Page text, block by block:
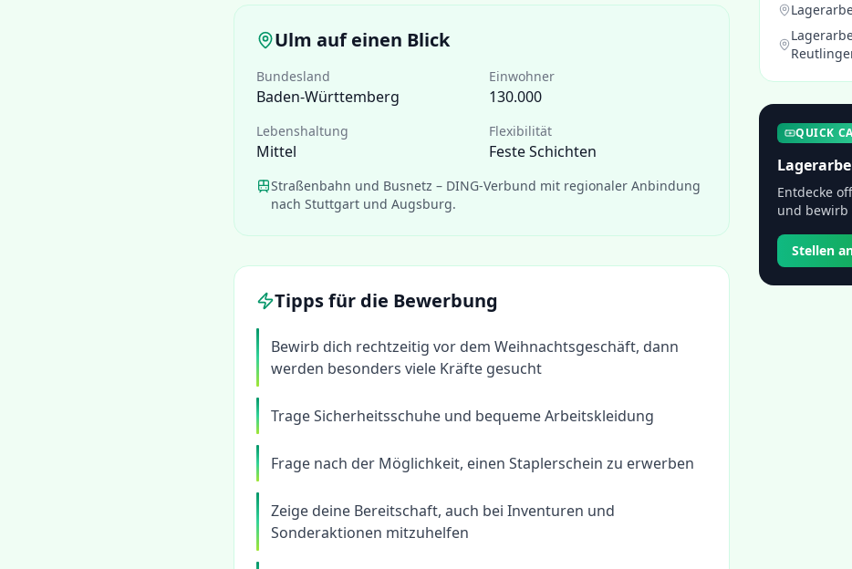
Ulm auf einen Blick
Bundesland
Baden-Württemberg
Einwohner
130.000
Lebenshaltung
Mittel
Flexibilität
Feste Schichten
Straßenbahn und Busnetz – DING-Verbund mit regionaler Anbindung
nach Stuttgart und Augsburg.
Tipps für die Bewerbung
Bewirb dich rechtzeitig vor dem Weihnachtsgeschäft, dann
werden besonders viele Kräfte gesucht
Trage Sicherheitsschuhe und bequeme Arbeitskleidung
Frage nach der Möglichkeit, einen Staplerschein zu erwerben
Zeige deine Bereitschaft, auch bei Inventuren und
Sonderaktionen mitzuhelfen
QUICK
Entdecke
und bewirb
Stellen